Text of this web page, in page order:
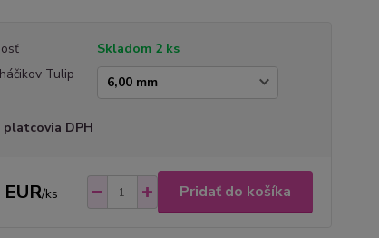
Skladom 2 ks
Tulip
platcovia DPH
/ks Pridať do košíka